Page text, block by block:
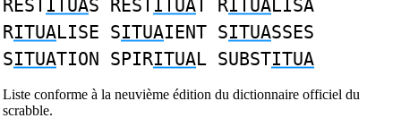
RESTITUAS RESTITUAT RITUALISA
RITUALISE SITUAIENT SITUASSES
SITUATION SPIRITUAL SUBSTITUA
Liste conforme à la neuvième édition du dictionnaire officiel du
scrabble.